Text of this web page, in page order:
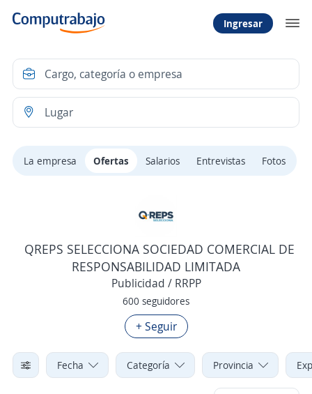
Ingresar
La empresa Ofertas Salarios Entrevistas Fotos
QREPS SELECCIONA SOCIEDAD COMERCIAL DE
RESPONSABILIDAD LIMITADA
Publicidad / RRPP
600 seguidores
+ Seguir
Fecha Categoría Provincia